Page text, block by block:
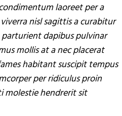
laoreet per a
nisl sagittis a curabitur
dapibus pulvinar
mollis at a nec placerat
habitant suscipit tempus
per ridiculus proin
molestie hendrerit sit